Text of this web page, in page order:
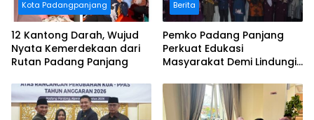
Kota Padangpanjang
12 Kantong Darah, Wujud
Nyata Kemerdekaan dari
Rutan Padang Panjang
Berita
Pemko Padang Panjang
Perkuat Edukasi
Masyarakat Demi Lindungi